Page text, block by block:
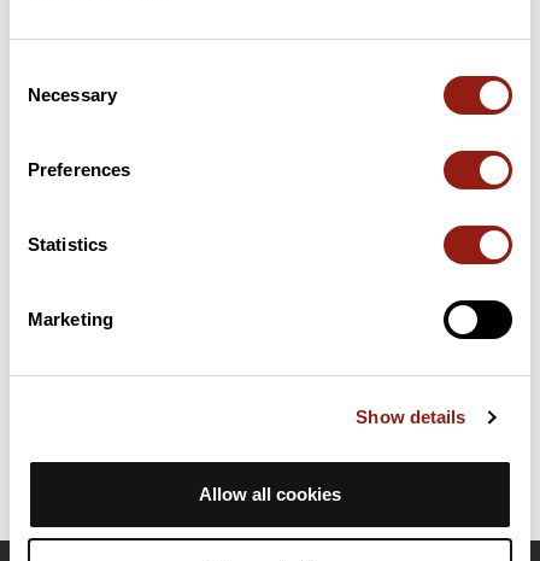
Selection
Necessary
Preferences
Statistics
Marketing
Show details
Allow all cookies
40 km Col de la Cheminée 925 m
Resumen
Champagne-en-Valromey. Este recorrido transcurre únicamente
por carreteras. Presenta un desnivel acumulado de más de
880m. Calcula unas 2 horas y 58 minutos para completar esta